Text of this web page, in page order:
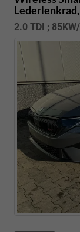
2.0 TDI ;